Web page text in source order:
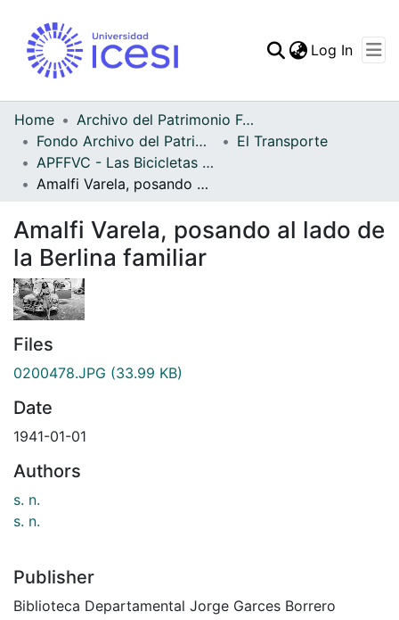
Statistics
Log In
Home
Archivo del Patrimonio Fotográfico y Fílmico del Valle del Cauca
Fondo Archivo del Patrimonio Fotográfico y Fílmico del Valle del Cauca
El Transporte
APFFVC - Las Bicicletas y Ca - Patrimonial
Amalfi Varela, posando al lado de la Berlina familiar
Amalfi Varela, posando al lado de
la Berlina familiar
Files
0200478.JPG (33.99 KB)
Date
1941-01-01
Authors
s. n.
s. n.
Publisher
Biblioteca Departamental Jorge Garces Borrero